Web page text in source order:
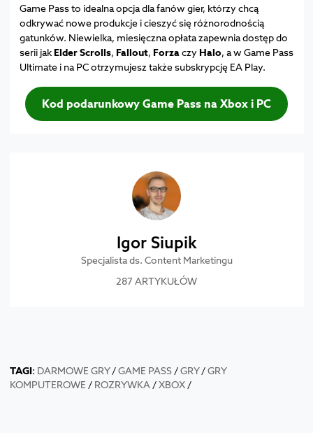
Game Pass to idealna opcja dla fanów gier, którzy chcą
odkrywać nowe produkcje i cieszyć się różnorodnością
gatunków. Niewielka, miesięczna opłata zapewnia dostęp do
serii jak Elder Scrolls, Fallout, Forzaczy Halo, a w Game Pass
Ultimate i na PC otrzymujesz także subskrypcję EA Play.
Kod podarunkowy Game Pass na Xbox i PC
Igor Siupik
Specjalista ds. Content Marketingu
287 ARTYKUŁÓW
TAGI: DARMOWE GRY/GAME PASS/GRY/GRY
KOMPUTEROWE / ROZRYWKA/XBOX/